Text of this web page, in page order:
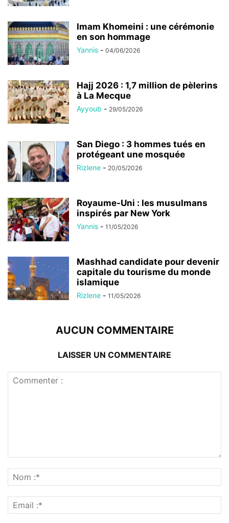
Imam Khomeini : une cérémonie
en son hommage
Yannis - 04/06/2026
Hajj 2026 : 1,7 million de pèlerins
à La Mecque
Ayyoub - 29/05/2026
San Diego : 3 hommes tués en
protégeant une mosquée
Rizlene - 20/05/2026
Royaume-Uni : les musulmans
inspirés par New York
Yannis - 11/05/2026
Mashhad candidate pour devenir
capitale du tourisme du monde
islamique
Rizlene - 11/05/2026
AUCUN COMMENTAIRE
LAISSER UN COMMENTAIRE